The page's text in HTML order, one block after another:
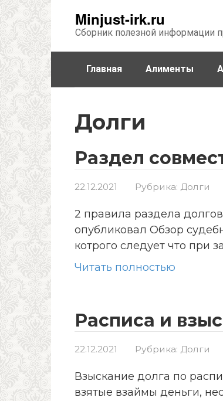
Minjust-irk.ru
Сборник полезной информации
Главная Алименты
Долги
Раздел
22.12.2021 Рубрика: Долги
2 правила раздела
опубликовал Обзор
котрого следует что при
Читать полностью
Расписа и
22.12.2021 Рубрика: Долги
Взыскание долга по
взятые взаймы деньги,